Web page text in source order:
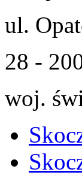
ul.
28 -
woj.